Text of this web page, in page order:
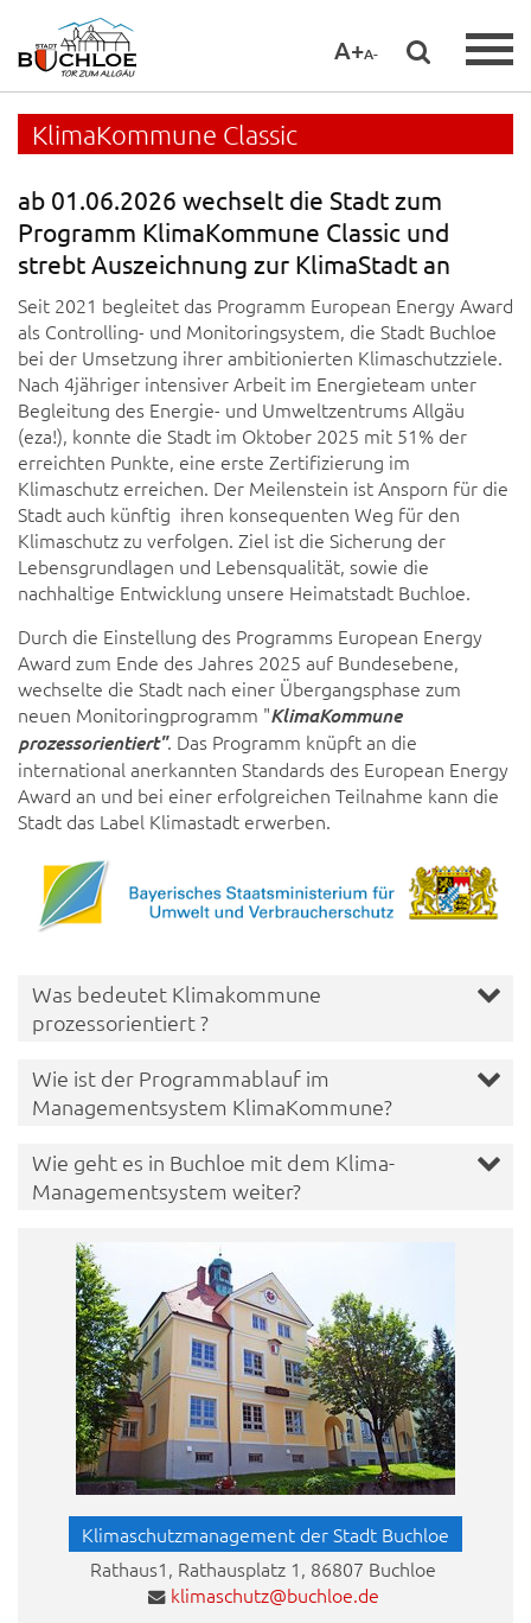
A+A-
KlimaKommune Classic
ab 01.06.2026 wechselt die Stadt zum
Programm KlimaKommune Classic und
strebt Auszeichnung zur KlimaStadt an
Seit 2021 begleitet das Programm European Energy Award
als Controlling- und Monitoringsystem, die Stadt Buchloe
bei der Umsetzung ihrer ambitionierten Klimaschutzziele.
Nach 4jähriger intensiver Arbeit im Energieteam unter
Begleitung des Energie- und Umweltzentrums Allgäu
(eza!), konnte die Stadt im Oktober 2025 mit 51% der
erreichten Punkte, eine erste Zertifizierung im
Klimaschutz erreichen. Der Meilenstein ist Ansporn für die
Stadt auch künftig ihren konsequenten Weg für den
Klimaschutz zu verfolgen. Ziel ist die Sicherung der
Lebensgrundlagen und Lebensqualität, sowie die
nachhaltige Entwicklung unsere Heimatstadt Buchloe.
Durch die Einstellung des Programms European Energy
Award zum Ende des Jahres 2025 auf Bundesebene,
wechselte die Stadt nach einer Übergangsphase zum
neuen Monitoringprogramm "KlimaKommune
prozessorientiert". Das Programm knüpft an die
international anerkannten Standards des European Energy
Award an und bei einer erfolgreichen Teilnahme kann die
Stadt das Label Klimastadt erwerben.
Was bedeutet Klimakommune
prozessorientiert ?
Wie ist der Programmablauf im
Managementsystem KlimaKommune?
Wie geht es in Buchloe mit dem Klima-
Managementsystem weiter?
Klimaschutzmanagement der Stadt Buchloe
Rathaus1, Rathausplatz 1, 86807 Buchloe
klimaschutz@buchloe.de